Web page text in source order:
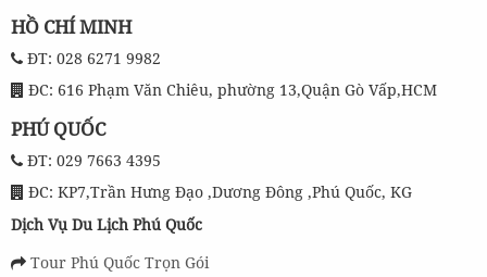
HỒ CHÍ MINH
ĐT: 028 6271 9982
ĐC: 616 Phạm Văn Chiêu, phường 13,Quận Gò Vấp,HCM
PHÚ QUỐC
ĐT: 029 7663 4395
ĐC: KP7,Trần Hưng Đạo ,Dương Đông ,Phú Quốc, KG
Dịch Vụ Du Lịch Phú Quốc
Tour Phú Quốc Trọn Gói